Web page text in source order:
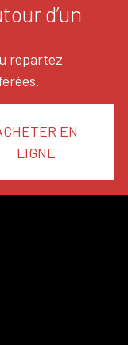
d’un
repartez
EN
LIGNE